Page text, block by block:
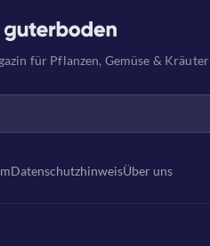
für Pflanzen, Gemüse & Kräuter
DatenschutzhinweisÜber uns